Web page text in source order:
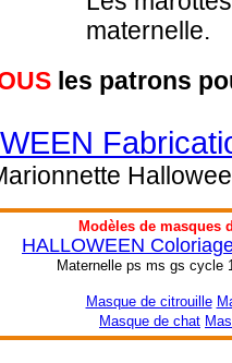
maternelle.
les patrons
Modèles de masques
HALLOWEEN
Maternelle ps ms gs cycle
Masque de citrouille
Masque de chat